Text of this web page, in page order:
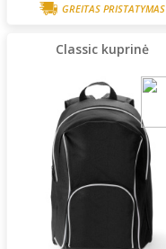
GREITAS PRISTATYMAS
Classic kuprinė